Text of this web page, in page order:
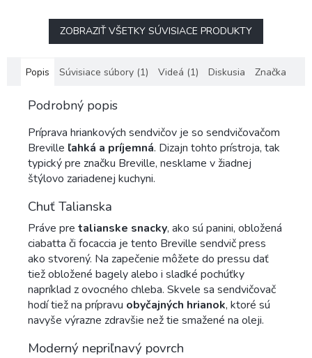
ZOBRAZIŤ VŠETKY SÚVISIACE PRODUKTY
Popis Súvisiace súbory (1) Videá (1) Diskusia Značka
Podrobný popis
Príprava hriankových sendvičov je so sendvičovačom
Breville ľahká a príjemná. Dizajn tohto prístroja, tak
typický pre značku Breville, nesklame v žiadnej
štýlovo zariadenej kuchyni.
Chuť Talianska
Práve pre talianske snacky, ako sú panini, obložená
ciabatta či focaccia je tento Breville sendvič press
ako stvorený. Na zapečenie môžete do pressu dať
tiež obložené bagely alebo i sladké pochúťky
napríklad z ovocného chleba. Skvele sa sendvičovač
hodí tiež na prípravu obyčajných hrianok, ktoré sú
navyše výrazne zdravšie než tie smažené na oleji.
Moderný nepriľnavý povrch